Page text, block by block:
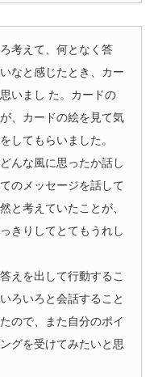
考えて、何となく答
なと感じたとき、カー
いまし た。カードの
、カードの絵を見て気
してもらいました。
んな風に思ったか話し
のメッセージを話して
と考えていたことが、
きりしてとてもうれし
えを出して行動するこ
ろいろと会話すること
ので、また自分のポイ
グを受けてみたいと思